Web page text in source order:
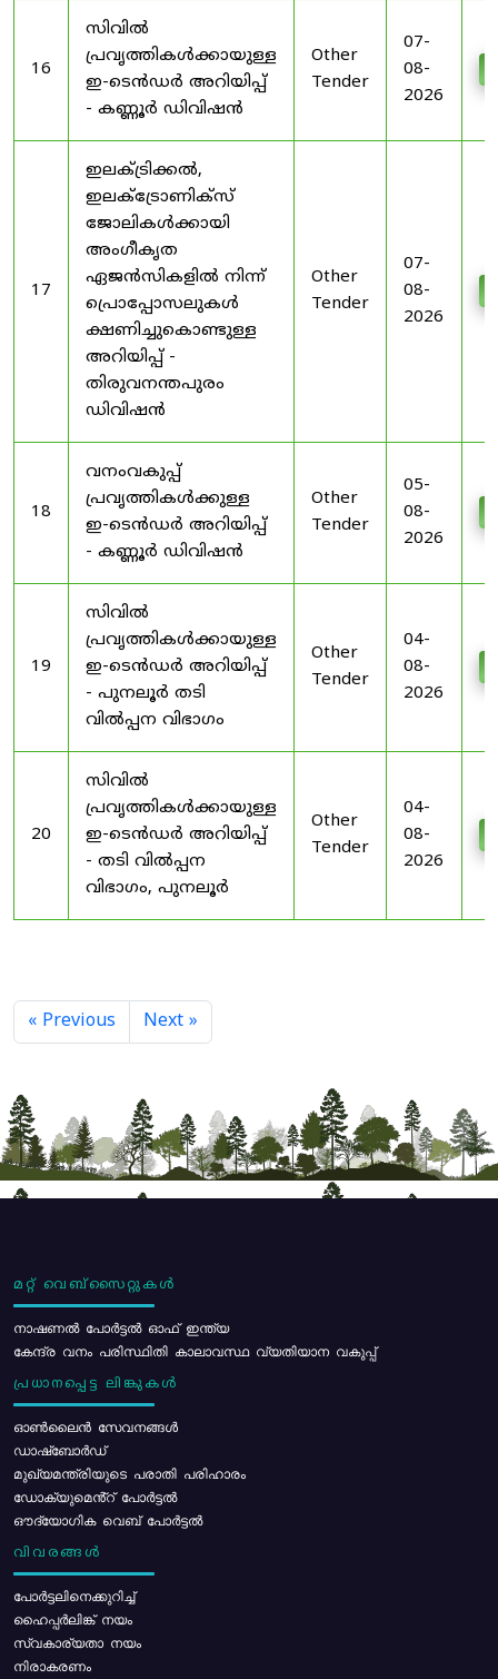
16
സിവിൽ
പ്രവൃത്തികൾക്കായുള്ള
ഇ-ടെൻഡർ അറിയിപ്പ്
- കണ്ണൂർ ഡിവിഷൻ
Other
Tender
07-
08-
2026
17
ഇലക്ട്രിക്കൽ,
ഇലക്ട്രോണിക്സ്
ജോലികൾക്കായി
അംഗീകൃത
ഏജൻസികളിൽ നിന്ന്
പ്രൊപ്പോസലുകൾ
ക്ഷണിച്ചുകൊണ്ടുള്ള
അറിയിപ്പ് -
തിരുവനന്തപുരം
ഡിവിഷൻ
Other
Tender
07-
08-
2026
18
വനംവകുപ്പ്
പ്രവൃത്തികൾക്കുള്ള
ഇ-ടെൻഡർ അറിയിപ്പ്
- കണ്ണൂർ ഡിവിഷൻ
Other
Tender
05-
08-
2026
19
സിവിൽ
പ്രവൃത്തികൾക്കായുള്ള
ഇ-ടെൻഡർ അറിയിപ്പ്
- പുനലൂർ തടി
വിൽപ്പന വിഭാഗം
Other
Tender
04-
08-
2026
20
സിവിൽ
പ്രവൃത്തികൾക്കായുള്ള
ഇ-ടെൻഡർ അറിയിപ്പ്
- തടി വിൽപ്പന
വിഭാഗം, പുനലൂർ
Other
Tender
04-
08-
2026
« Previous Next »
മറ്റ് വെബ്സൈറ്റുകൾ
നാഷണൽ പോർട്ടൽ ഓഫ് ഇന്ത്യ
കേന്ദ്ര വനം പരിസ്ഥിതി കാലാവസ്ഥ വ്യതിയാന വകുപ്പ്
പ്രധാനപ്പെട്ട ലിങ്കുകൾ
ഓൺലൈൻ സേവനങ്ങൾ
ഡാഷ്ബോർഡ്
മുഖ്യമന്ത്രിയുടെ പരാതി പരിഹാരം
ഡോക്യുമെൻ്റ് പോർട്ടൽ
ഔദ്യോഗിക വെബ് പോർട്ടൽ
വിവരങ്ങൾ
പോര്‍ട്ടലിനെക്കുറിച്ച്
ഹൈപ്പർലിങ്ക് നയം
സ്വകാര്യതാ നയം
നിരാകരണം